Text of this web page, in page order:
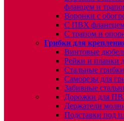
фланцем и
Воронки с
С ПВХ
С трапом и
Грибки для
Винтовые
Рейки и планки
Стальные грибки
Саморезы для
Забивные
Дорожки для
Держатели
Подставки под